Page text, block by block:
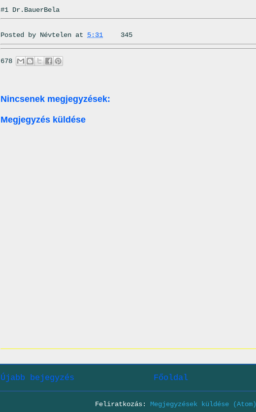
#1 Dr.BauerBela
Posted by Névtelen at 5:31 345
678
Nincsenek megjegyzések:
Megjegyzés küldése
Újabb bejegyzés Főoldal
Feliratkozás: Megjegyzések küldése (Atom)